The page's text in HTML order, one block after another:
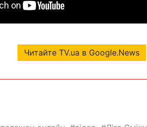
Читайте TV.ua в Google.News